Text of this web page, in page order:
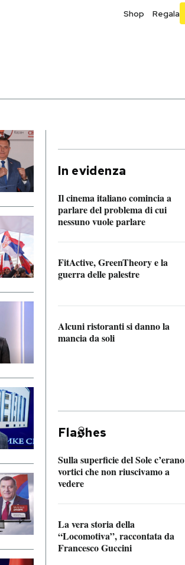
Shop Regala
In evidenza
Il cinema italiano comincia a
parlare del problema di cui
nessuno vuole parlare
FitActive, GreenTheory e la
guerra delle palestre
Alcuni ristoranti si danno la
mancia da soli
Fla hes
Sulla superficie del Sole c’erano
vortici che non riuscivamo a
vedere
La vera storia della
“Locomotiva”, raccontata da
Francesco Guccini